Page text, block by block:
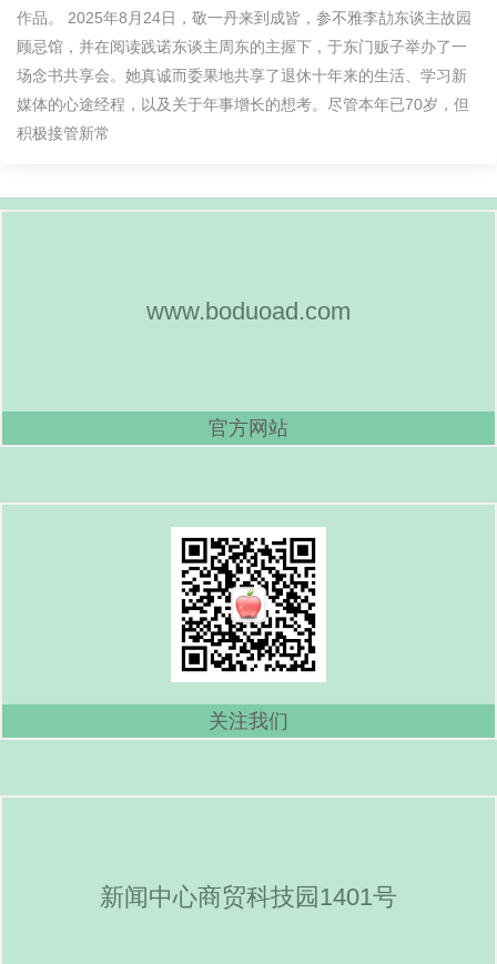
作品。 2025年8月24日，敬一丹来到成皆，参不雅李劼东谈主故园
顾忌馆，并在阅读践诺东谈主周东的主握下，于东门贩子举办了一
场念书共享会。她真诚而委果地共享了退休十年来的生活、学习新
媒体的心途经程，以及关于年事增长的想考。尽管本年已70岁，但
积极接管新常
www.boduoad.com
官方网站
关注我们
新闻中心商贸科技园1401号